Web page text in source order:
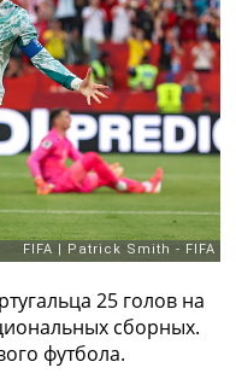
25 голов на
сборных.
футбола.